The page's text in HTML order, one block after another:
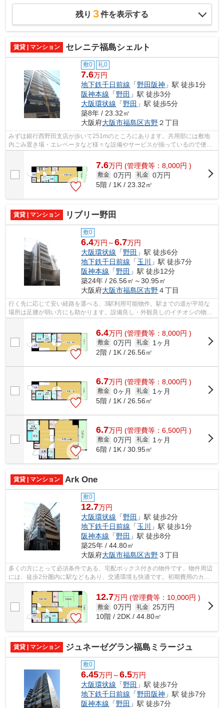
残り 3件を表示する
賃貸 | マンション セレニテ福島シェルト
敷0 礼0
7.6万円
地下鉄千日前線 「野田阪神 」駅 徒歩1分
阪神本線 「野田 」駅 徒歩3分
大阪環状線 「野田 」駅 徒歩5分
築8年 / 23.32㎡
大阪府大阪市福島区吉野２丁目
みずほ銀行西野田支店が歩いて251mのところにあります。共用部には敷地
内ごみ置き場・エレベータなど様々な設備やサービスが揃っているので便利
7.6万円 (管理費等：8,000円 )
敷金 0万円 礼金 0万円
5階 / 1K / 23.32㎡
賃貸 | マンション リブリー野田
敷0
6.4万円～6.7万円
大阪環状線 「野田 」駅 徒歩6分
地下鉄千日前線 「玉川
」駅 徒歩7分
阪神本線 「野田 」駅 徒歩12分
築24年 / 26.56㎡～30.95㎡
大阪府大阪市福島区吉野４丁目
行く先に応じて安い経路を選べる、3駅利用可能物件。駅までの道が平坦な
場所は足腰が弱い方にも助かります。設備良し・外観良しのイチオシの物
6.4万円 (管理費等：8,000円 )
敷金 0万円 礼金
1ヶ月
2階 / 1K / 26.56㎡
6.7万円 (管理費等：8,000円 )
敷金 0ヶ月 礼金
1ヶ月
5階 / 1K / 26.56㎡
6.7万円 (管理費等：6,500円 )
敷金 0万円 礼金
1ヶ月
6階 / 1K / 30.95㎡
賃貸 | マンション Ark One
敷0
12.7万円
大阪環状線 「野田 」駅 徒歩2分
地下鉄千日前線 「玉川
」駅 徒歩1分
阪神本線 「野田 」駅 徒歩8分
築25年 / 44.80㎡
大阪府大阪市福島区吉野３丁目
多くの方にとって必須条件である、宅配ボックス付きの物件です。物件周辺
には、徒歩2分圏内に駅などもあり、交通環境も快適です。初期費用のカー
ド決済で、手間なく契約手続きを進めら...
12.7万円 (管理費等：10,000円 )
敷金 0万円 礼金 25万円
10階 / 2DK / 44.80㎡
賃貸 | マンション ジュネーゼグラン福島ミラージュ
敷0
6.45万円～6.5万円
大阪環状線 「野田 」駅 徒歩7分
地下鉄千日前線 「野田阪神 」駅 徒歩7分
阪神本線 「野田 」駅 徒歩7分